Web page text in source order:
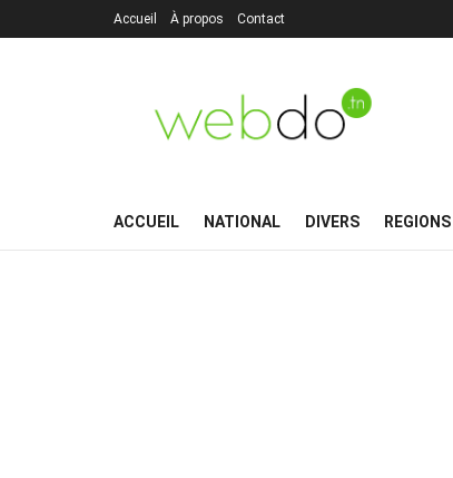
Accueil À propos Contact
ACCUEIL NATIONAL DIVERS REGIONS